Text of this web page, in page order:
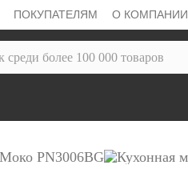
ПОКУПАТЕЛЯМ О КОМПАНИИ